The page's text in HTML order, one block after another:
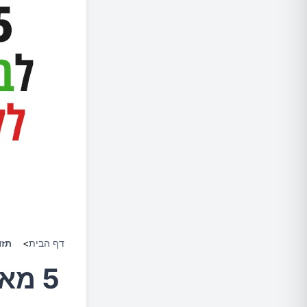
דף הבית>
5 מאכלים לבטן שטוחה ללא נפיחות